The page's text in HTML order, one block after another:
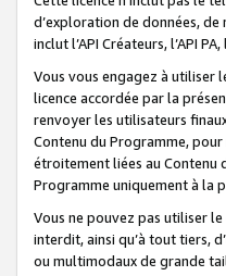
d’exploration de données,
inclut l’API Créateurs, l’API
Vous vous engagez à utiliser
licence accordée par la
renvoyer les utilisateurs
Contenu du Programme,
étroitement liées au Contenu
Programme uniquement à la
Vous ne pouvez pas utiliser le
interdit, ainsi qu’à tout tiers,
ou multimodaux de grande